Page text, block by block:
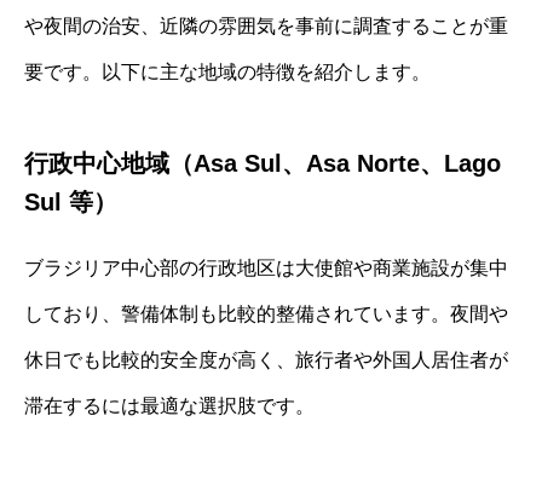
や夜間の治安、近隣の雰囲気を事前に調査することが重
要です。以下に主な地域の特徴を紹介します。
行政中心地域（Asa Sul、Asa Norte、Lago
Sul 等）
ブラジリア中心部の行政地区は大使館や商業施設が集中
しており、警備体制も比較的整備されています。夜間や
休日でも比較的安全度が高く、旅行者や外国人居住者が
滞在するには最適な選択肢です。